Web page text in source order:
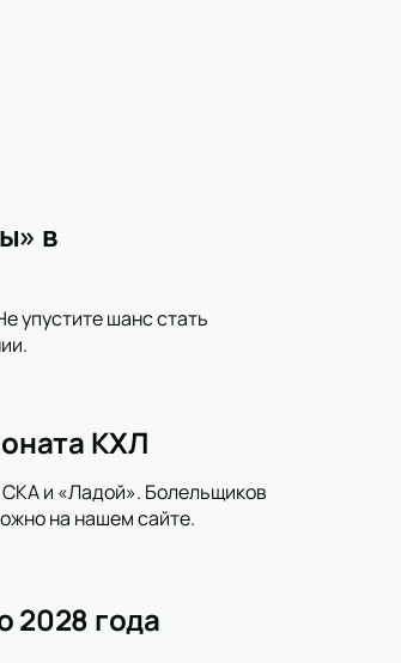
в
упустите шанс стать
КХЛ
и «Ладой». Болельщиков
на нашем сайте.
2028 года